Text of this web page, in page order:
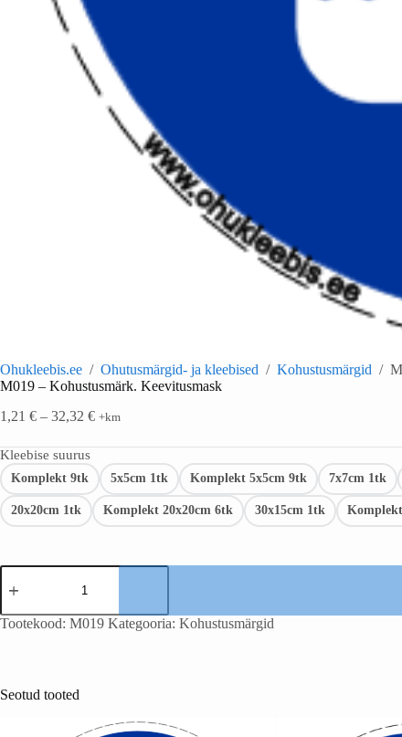
Ohukleebis.ee / Ohutusmärgid- ja kleebised / Kohustusmärgid /
M019 – Kohustusmärk. Keevitusmask
1,21 € – 32,32 € +km
Kleebise suurus
Komplekt 9tk 5x5cm 1tk Komplekt 5x5cm 9tk 7x7cm 1tk
20x20cm 1tk Komplekt 20x20cm 6tk 30x15cm 1tk
Tootekood: M019 Kategooria: Kohustusmärgid
Seotud tooted